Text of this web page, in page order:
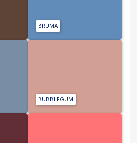
BRUMA
BUBBLEGUM